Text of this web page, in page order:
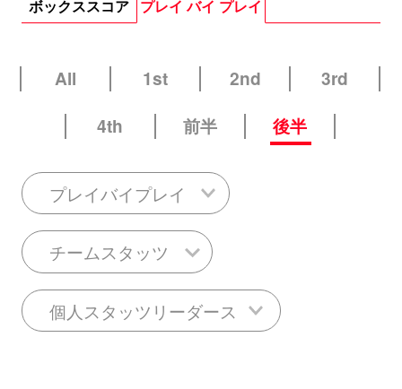
ボックススコア プレイ バイ プレイ
All 1st 2nd
3rd
4th
前半 後半
プレイバイプレイ
チームスタッツ
個人スタッツリーダース